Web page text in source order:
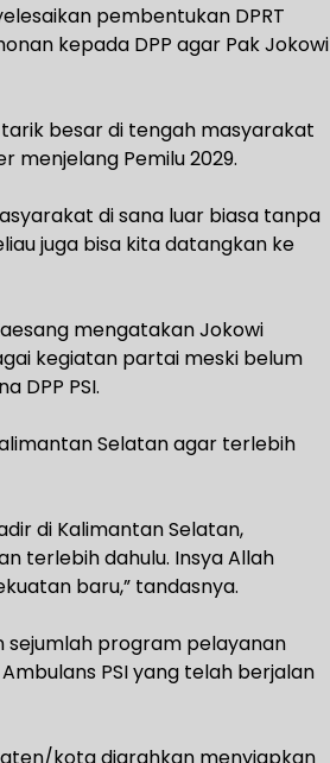
pembentukan DPRT
kepada DPP agar Pak Jokowi
besar di tengah masyarakat
menjelang Pemilu 2029.
di sana luar biasa tanpa
juga bisa kita datangkan ke
mengatakan Jokowi
kegiatan partai meski belum
DPP PSI.
Selatan agar terlebih
di Kalimantan Selatan,
terlebih dahulu. Insya Allah
baru,” tandasnya.
sejumlah program pelayanan
PSI yang telah berjalan